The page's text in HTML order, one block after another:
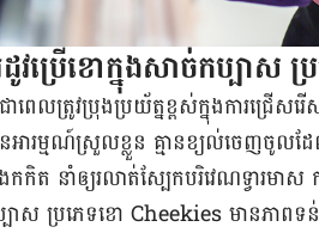
ប្រើ​ខោ​ក្នុង​សាច់​កប្បាស
ពេល​ត្រូវ​ប្រុងប្រយ័ត្ន​ខ្ពស់​ក្នុង​ការ​ជ្រើស
ារម្មណ៍​ស្រួល​ខ្លួន​ គ្មាន​ខ្យល់​ចេញ​ចូល​ដ
កកិត នាំ​ឲ្យ​រលាត់​ស្បែក​បរិវេណ​ទ្វារមា
ាស ប្រភេទ​ខោ ​Cheekies មាន​ភាព